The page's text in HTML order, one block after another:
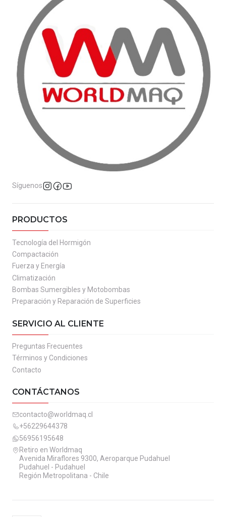
Síguenos
PRODUCTOS
Tecnología del Hormigón
Compactación
Fuerza y Energía
Climatización
Bombas Sumergibles y Motobombas
Preparación y Reparación de Superficies
SERVICIO AL CLIENTE
Preguntas Frecuentes
Términos y Condiciones
Contacto
CONTÁCTANOS
contacto@worldmaq.cl
+56229644378
56956195648
Retiro en Worldmaq
Avenida Miraflores 9300, Aeroparque Pudahuel
Pudahuel - Pudahuel
Región Metropolitana - Chile